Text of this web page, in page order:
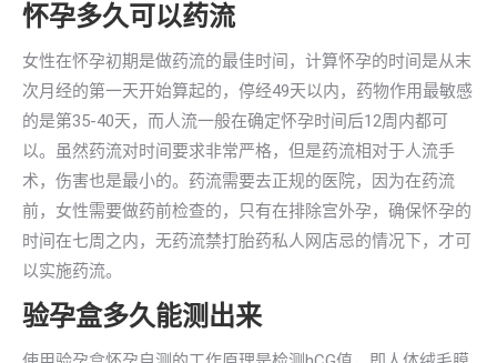
怀孕多久可以药流
女性在怀孕初期是做药流的最佳时间，计算怀孕的时间是从末
次月经的第一天开始算起的，停经49天以内，药物作用最敏感
的是第35-40天，而人流一般在确定怀孕时间后12周内都可
以。虽然药流对时间要求非常严格，但是药流相对于人流手
术，伤害也是最小的。药流需要去正规的医院，因为在药流
前，女性需要做药前检查的，只有在排除宫外孕，确保怀孕的
时间在七周之内，无药流禁打胎药私人网店忌的情况下，才可
以实施药流。
验孕盒多久能测出来